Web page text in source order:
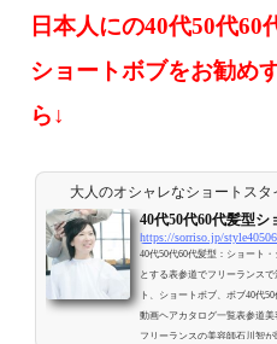
日本人にの40代50代60
ショートボブをお勧め
ら↓
大人のオシャレなショートス
40代50代60代髪型
https://sorriso.jp/
40代50代60代髪型：ショート
とする表参道でフリーランス
ト、ショートボブ、ボブ40代
動画ヘアカタログ一覧表参道美
フリーランスの美容師石川智